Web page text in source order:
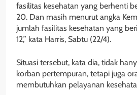
fasilitas kesehatan yang berhenti
20. Dan masih menurut angka
jumlah fasilitas kesehatan yang
12,” kata Harris, Sabtu (22/4).
Situasi tersebut, kata dia, tidak
korban pertempuran, tetapi juga
membutuhkan pelayanan